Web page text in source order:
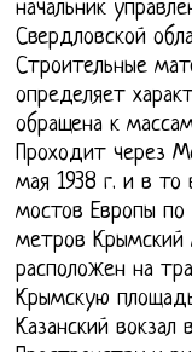
начальник
Свердловской
Строительные
определяет
обращена к
Проходит через
мая 1938 г. и в
мостов Европы по
метров Крымский
расположен на
Крымскую
Казанский